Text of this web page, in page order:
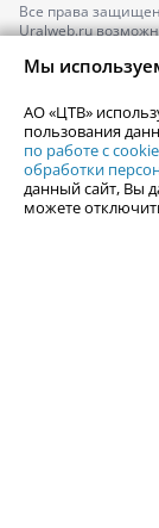
Все права
Uralweb.ru
По вопросам
По вопросам
afisha@uralweb.ru
Политика АО
Мы
АО «ЦТВ»
пользования
по работе с
обработки
данный сайт, Вы
можете